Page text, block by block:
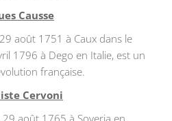
Causse
août 1751 à Caux dans le
1796 à Dego en Italie, est un
française.
Cervoni